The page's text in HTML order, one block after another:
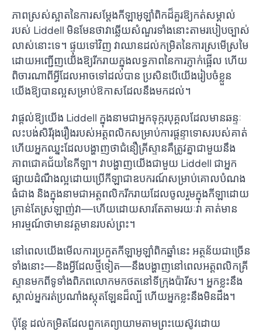
ភាពស្រស់ស្អាតនៃការសម្តែងកីឡាអូឡាំពិកដ៏គួរឱ្យកត់សម្គាល់
របស់ Liddell មិនមែនថាវាឆ្លើយសំណួរទាំងនោះតាមរបៀបច្បាស់
លាស់នោះទេ។ ផ្ទុយទៅវិញ វាឈានដល់កម្រិតនៃការស្រមើស្រមៃ
ដោយអញ្ជើញយើងឱ្យរីករាយក្នុងលទ្ធភាពនៃការភ្ញាក់ផ្អើល ហើយ
ពិចារណាពីអ្វីដែលអាចទៅដល់បាន ប្រសិនបើយើងរៀបចំខ្លួន
យើងឱ្យបានល្អសម្រាប់ឱកាសដែលនឹងមកដល់។
វាផ្តល់ឱ្យយើង Liddell ក្នុងនាមជាអ្នកទុក្ករបុគ្គលដែលមានឆន្ទៈ
លះបង់សិរីរុងរឿងរបស់អត្តពលិកសម្រាប់ការផ្តន្ទាទោសរបស់គាត់
ហើយអ្នកឈ្នះដែលបង្ហាញថាជំនឿគ្រីស្ទានគឺត្រូវគ្នាជាមួយនឹង
ភាពជោគជ័យនៃកីឡា។ វាបង្ហាញយើងជាមួយ Liddell ជាអ្នក
ផ្សាយដំណឹងល្អដោយប្រើកីឡាជាឧបករណ៍សម្រាប់គោលបំណង
ធំជាង និងក្នុងនាមជាអត្តពលិករីករាយដែលចូលរួមក្នុងកីឡាដោយ
គ្រាន់តែស្រឡាញ់វា—ហើយដោយសារតែតាមរយៈវា គាត់មាន
អារម្មណ៍ថាមានវត្តមានរបស់ព្រះ។
នៅពេលយើងមើលការប្រកួតកីឡាអូឡាំពិកឆ្នាំនេះ អត្ថន័យជាច្រើន
ទាំងនោះ—និងអ្វីដែលថ្មីទៀត—នឹងបង្ហាញនៅពេលអត្តពលិកគ្រី
ស្ទានមកពីទូទាំងពិភពលោកមកថតនៅទីក្រុងប៉ារីស។ អ្នក​ខ្លះ​នឹង​
ស្គាល់​អ្នក​រត់​ប្រណាំង​ស្កុតឡែន​ដ៏​ល្បី ហើយ​អ្នក​ខ្លះ​នឹង​មិន​ដឹង។
ប៉ុន្តែ ដល់កម្រិតដែលពួកគេព្យាយាមតាមព្រះយេស៊ូវដោយ